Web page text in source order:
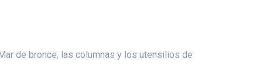
de bronce, las columnas y los utensilios de